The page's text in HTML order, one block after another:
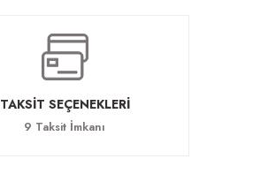
TAKSİT SEÇENEKLERİ
9 Taksit İmkanı